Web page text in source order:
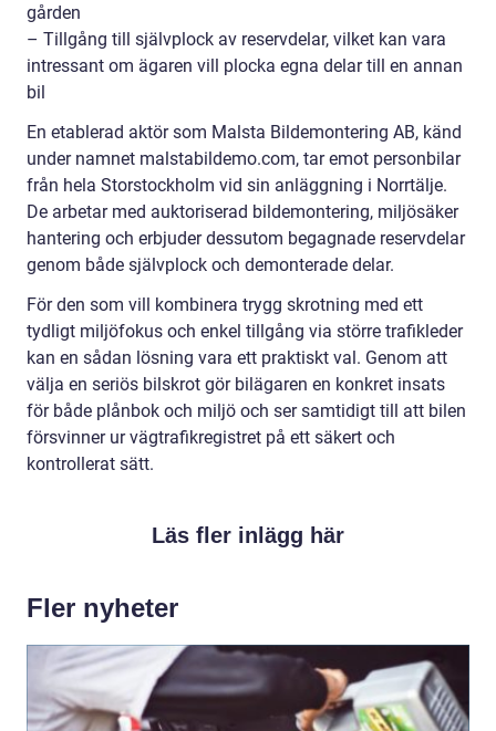
gården
– Tillgång till självplock av reservdelar, vilket kan vara
intressant om ägaren vill plocka egna delar till en annan
bil
En etablerad aktör som Malsta Bildemontering AB, känd
under namnet malstabildemo.com, tar emot personbilar
från hela Storstockholm vid sin anläggning i Norrtälje.
De arbetar med auktoriserad bildemontering, miljösäker
hantering och erbjuder dessutom begagnade reservdelar
genom både självplock och demonterade delar.
För den som vill kombinera trygg skrotning med ett
tydligt miljöfokus och enkel tillgång via större trafikleder
kan en sådan lösning vara ett praktiskt val. Genom att
välja en seriös bilskrot gör bilägaren en konkret insats
för både plånbok och miljö och ser samtidigt till att bilen
försvinner ur vägtrafikregistret på ett säkert och
kontrollerat sätt.
Läs fler inlägg här
Fler nyheter